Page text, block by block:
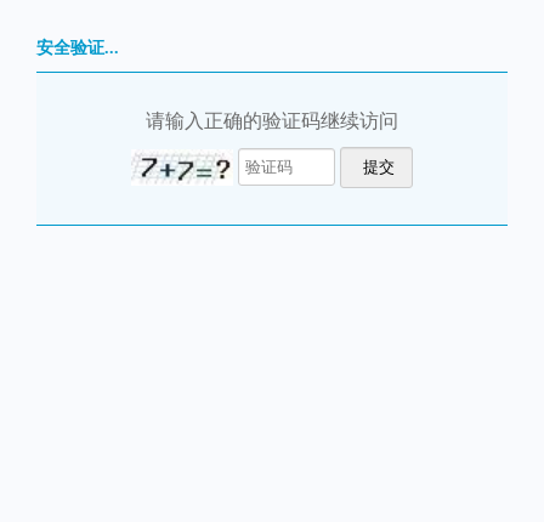
安全验证...
请输入正确的验证码继续访问